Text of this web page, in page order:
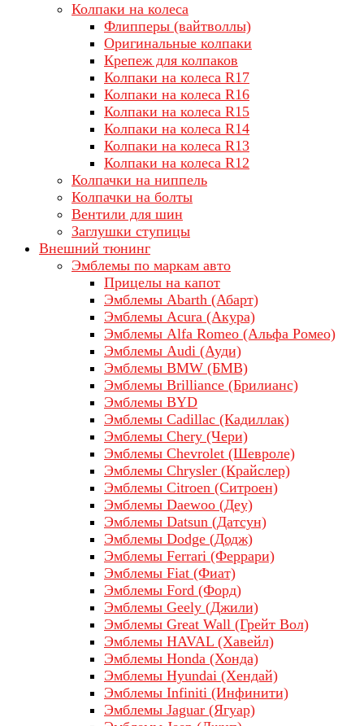
Колпаки на колеса
Флипперы (вайтволлы)
Оригинальные колпаки
Крепеж для колпаков
Колпаки на колеса R17
Колпаки на колеса R16
Колпаки на колеса R15
Колпаки на колеса R14
Колпаки на колеса R13
Колпаки на колеса R12
Колпачки на ниппель
Колпачки на болты
Вентили для шин
Заглушки ступицы
Внешний тюнинг
Эмблемы по маркам авто
Прицелы на капот
Эмблемы Abarth (Абарт)
Эмблемы Acura (Акура)
Эмблемы Alfa Romeo (Альфа Ромео)
Эмблемы Audi (Ауди)
Эмблемы BMW (БМВ)
Эмблемы Brilliance (Брилианс)
Эмблемы BYD
Эмблемы Cadillac (Кадиллак)
Эмблемы Chery (Чери)
Эмблемы Chevrolet (Шевроле)
Эмблемы Chrysler (Крайслер)
Эмблемы Citroen (Ситроен)
Эмблемы Daewoo (Деу)
Эмблемы Datsun (Датсун)
Эмблемы Dodge (Додж)
Эмблемы Ferrari (Феррари)
Эмблемы Fiat (Фиат)
Эмблемы Ford (Форд)
Эмблемы Geely (Джили)
Эмблемы Great Wall (Грейт Вол)
Эмблемы HAVAL (Хавейл)
Эмблемы Honda (Хонда)
Эмблемы Hyundai (Хендай)
Эмблемы Infiniti (Инфинити)
Эмблемы Jaguar (Ягуар)